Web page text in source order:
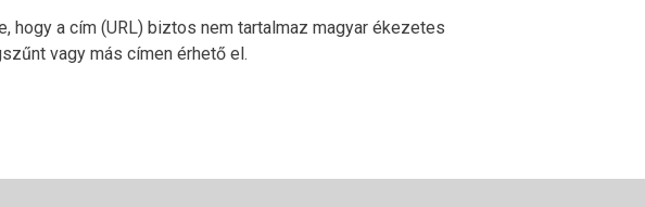
hogy a cím (URL) biztos nem tartalmaz magyar ékezetes
vagy más címen érhető el.